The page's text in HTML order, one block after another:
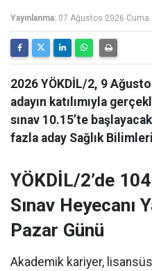
Yayınlanma: 07 Ağustos 2026 Cuma
2026 YÖKDİL/2, 9
adayın katılımıyla
sınav 10.15’te
fazla aday Sağlık
YÖKDİL/2’de
Sınav Heyecanı
Pazar Günü
Akademik kariyer,